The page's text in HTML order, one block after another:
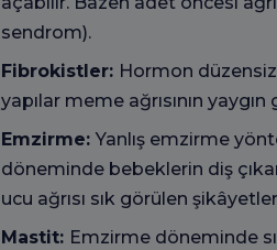
sendrom).
Fibrokistler: Hormon
yapılar meme ağrısının
Emzirme: Yanlış emzirme
döneminde bebeklerin diş
ucu ağrısı sık görülen
Mastit: Emzirme döneminde